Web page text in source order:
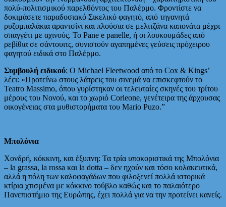
πολύ-πολιτισμικού παρελθόντος του Παλέρμο. Φροντίστε να
δοκιμάσετε παραδοσιακό Σικελικό φαγητό, από τηγανητά
ρυζομπαλάκια αραντσίνι και πλούσια σε μελιτζάνα καπονάτα μέχρι
σπαγγέτι με αχινούς. Το Pane e panelle, ή οι λουκουμάδες από
ρεβίθια σε σάντουιτς, συνιστούν αγαπημένες γεύσεις πρόχειρου
φαγητού ειδικά στο Παλέρμο.
Συμβουλή ειδικού: Ο Michael Fleetwood από το Cox & Kings’
λέει: «Προτείνω στους λάτρεις του σινεμά να επισκεφτούν το
Teatro Massimo, όπου γυρίστηκαν οι τελευταίες σκηνές του τρίτου
μέρους του Νονού, και το χωριό Corleone, γενέτειρα της άρχουσας
οικογένειας στα μυθιστορήματα του Mario Puzo.”
Μπολόνια
Χονδρή, κόκκινη, και έξυπνη: Τα τρία υποκοριστικά της Μπολόνια
– la grassa, la rossa και la dotta – δεν ηχούν και τόσο κολακευτικά,
αλλά η πόλη των καλοφαγάδων που φιλοξενεί πολλά ιστορικά
κτίρια χτισμένα με κόκκινο τούβλο καθώς και το παλαιότερο
Πανεπιστήμιο της Ευρώπης, έχει πολλά για να την προτείνει κανείς.